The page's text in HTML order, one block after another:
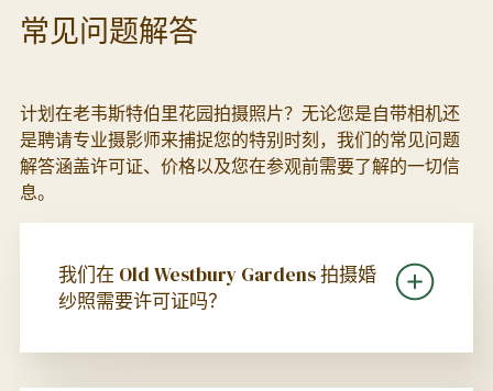
常见问题解答
计划在老韦斯特伯里花园拍摄照片？无论您是自带相机还
是聘请专业摄影师来捕捉您的特别时刻，我们的常见问题
解答涵盖许可证、价格以及您在参观前需要了解的一切信
息。
我们在 Old Westbury Gardens 拍摄婚
纱照需要许可证吗？